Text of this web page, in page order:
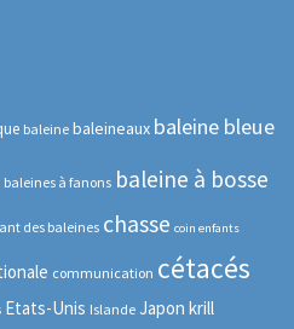
baleine baleineaux baleine bleue
baleines à fanons baleine à bosse
des baleines chasse coin enfants
communication cétacés
Etats-Unis Islande Japon krill